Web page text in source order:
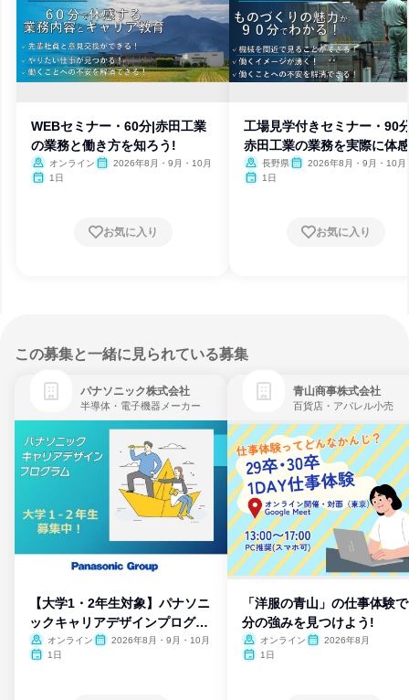
WEBセミナー・60分|赤田工業
の業務と働き方を知ろう!
オンライン
2026年8月・9月・10月
1日
お気に入り
工場見学付きセミナー・90
赤田工業の業務を実際に体
長野県
2026年8月・9月・10月
1日
お気に入り
この募集と一緒に見られている募集
パナソニック株式会社
半導体・電子機器メーカー
【大学1・2年生対象】パナソニ
ックキャリアデザインプログラ
ム
オンライン
2026年8月・9月・10月
1日
青山商事株式会社
百貨店・アパレル小売
「洋服の青山」の仕事体験
分の強みを見つけよう!
オンライン
2026年8月
1日